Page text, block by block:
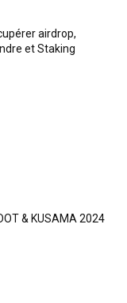
airdrop,
et Staking
& KUSAMA 2024